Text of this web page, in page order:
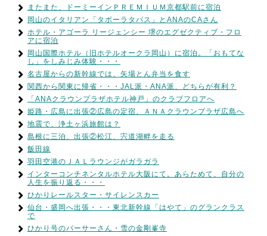
またまた、ドーミーインＰＲＥＭＩＵＭ京都駅前に宿泊
岡山のイタリアン「タボーラタパス」とANAのCAさん
ホテル・アゴーラ リージェンシー 堺のエグゼクティブ・フロ
アに宿泊
岡山国際ホテル（旧ホテルオークラ岡山）に宿泊。「おもてな
し」をしみじみ体験・・・
名古屋からの新幹線では、矢場とん弁当を食す
関西から関東に帰省・・・JAL派・ANA派、どちらが有利？
「ANAクラウンプラザホテル神戸」のクラブフロアへ
姫路・広島に出張②広島の定宿、ＡＮＡクラウンプラザ広島へ
地震で、浄土ヶ浜旅館は？
島根に三泊、出張②松江、宍道湖畔を走る
飯田線
羽田空港のＪＡＬラウンジがガラガラ
インターコンチネンタルホテル大阪にて。あらためて、自分の
人生を振り返る・・・
ひかりレールスター・サイレンスカー
仙台・盛岡へ出張・・・東北新幹線「はやて」のグランクラス
で
ひかり号のパーサーさん・雪の金剛峯寺